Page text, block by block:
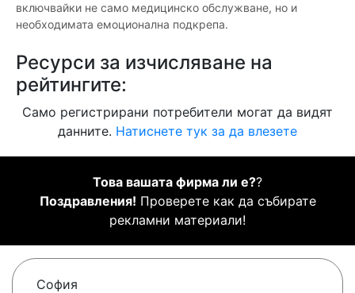
включвайки не само медицинско обслужване, но и
необходимата емоционална подкрепа.
Ресурси за изчисляване на
рейтингите:
Само регистрирани потребители могат да видят
данните. Натиснете тук за да влезете
Това вашата фирма ли е??
Поздравления! Проверете как да събирате
рекламни материали!
София